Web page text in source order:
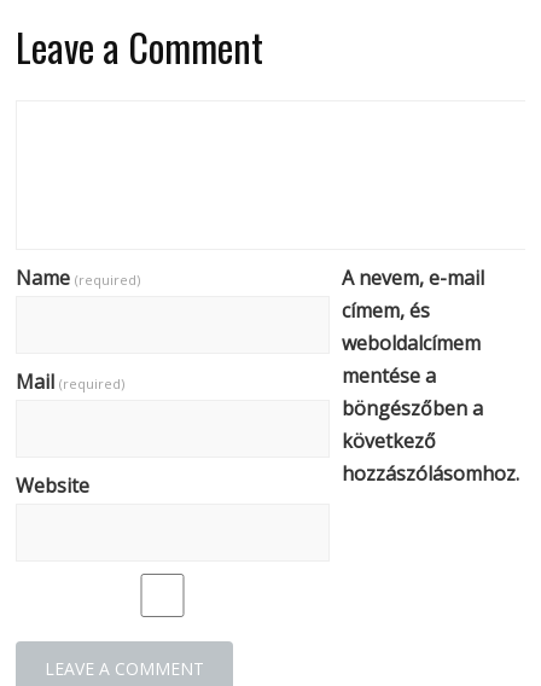
Leave a Comment
Name(required)
Mail(required)
Website
A nevem, e-mail
címem, és
weboldalcímem
mentése a
böngészőben a
következő
hozzászólásomhoz.